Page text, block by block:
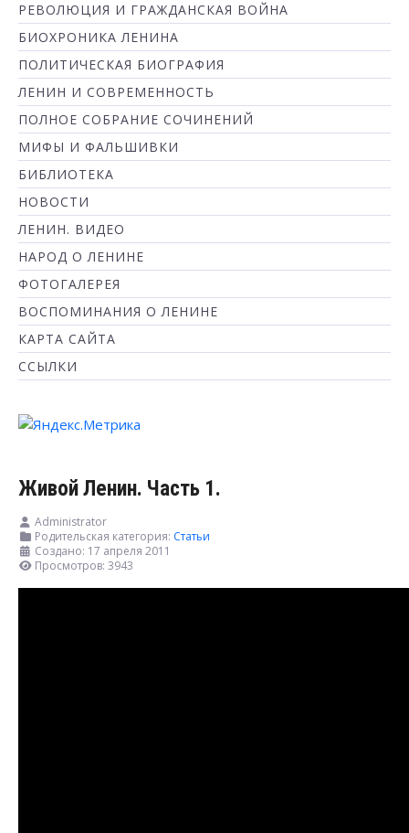
РЕВОЛЮЦИЯ И ГРАЖДАНСКАЯ ВОЙНА
БИОХРОНИКА ЛЕНИНА
ПОЛИТИЧЕСКАЯ БИОГРАФИЯ
ЛЕНИН И СОВРЕМЕННОСТЬ
ПОЛНОЕ СОБРАНИЕ СОЧИНЕНИЙ
МИФЫ И ФАЛЬШИВКИ
БИБЛИОТЕКА
НОВОСТИ
ЛЕНИН. ВИДЕО
НАРОД О ЛЕНИНЕ
ФОТОГАЛЕРЕЯ
ВОСПОМИНАНИЯ О ЛЕНИНЕ
КАРТА САЙТА
ССЫЛКИ
Живой Ленин. Часть 1.
Administrator
Родительская категория: Статьи
Создано: 17 апреля 2011
Просмотров: 3943